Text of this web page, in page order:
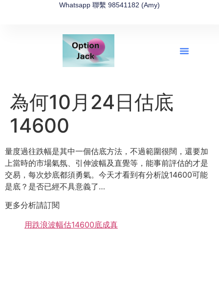
Whatsapp 聯繫 98541182 (Amy)
為何10月24日估底
14600
量度過往跌幅是其中一個估底方法，不過範圍很闊，還要加
上當時的市場氣氛、引伸波幅及直覺等，能事前評估的才是
交易，每次炒底都須勇氣。今天才看到有分析說14600可能
是底？是否已經不具意義了…
更多分析請訂閱
用跌浪波幅估14600底成真